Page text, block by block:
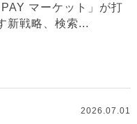
PAY マーケット」が打
新戦略、検索...
2026.07.01